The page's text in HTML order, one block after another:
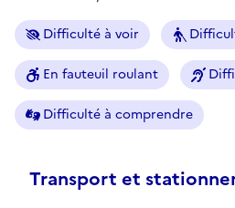
Difficulté à voir
En fauteuil roulant
Difficulté à comprendre
Transport et